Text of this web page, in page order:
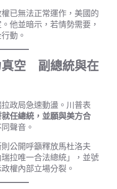
已無法正常運作，美國的
他並暗示，若情勢需要，
動。
真空 副總統與在
政局急速動盪。川普表
任總統，並願與美方合
聲音。
公開呼籲釋放馬杜洛夫
拉唯一合法總統」，並號
權內部立場分裂。